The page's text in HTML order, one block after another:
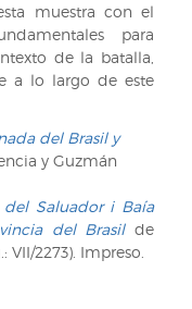
muestra con el
para
de la batalla,
a lo largo de este
del Brasil y
y Guzmán
Saluador i Baía
del Brasilde
VII/2273). Impreso.